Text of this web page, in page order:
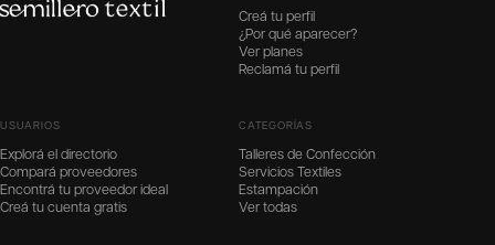
Creá tu perfil
¿Por qué aparecer?
Ver planes
Reclamá tu perfil
USUARIOS
Explorá el directorio
Compará proveedores
Encontrá tu proveedor ideal
Creá tu cuenta gratis
CATEGORÍAS
Talleres de Confección
Servicios Textiles
Estampación
Ver todas